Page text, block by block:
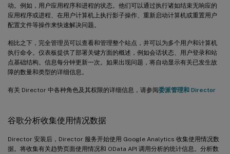
动。例如，用户应用程序和进程的状态。他们可以通过执行诸如结束无响应的
应用程序或进程、在用户计算机上执行影子操作、重新启动计算机或重置用户
配置文件等操作来快速解决问题。
相比之下，完全管理员可以查看和管理整个站点，并可以为多个用户和计算机
执行命令。仪表板提供了部署关键方面的概述，例如会话状态、用户登录和站
点基础结构。信息每分钟更新一次。如果出现问题，将自动显示有关已发生故
障的数量和类型的详细信息。
有关 Director 中各种角色及其权限的详细信息，请参阅委派管理和 Director
谷歌分析收集使用情况数据
Director 安装后，Director 服务开始使用 Google Analytics 收集使用情况数
据。将收集有关趋势页面使用情况和 OData API 调用分析的统计信息。分析数